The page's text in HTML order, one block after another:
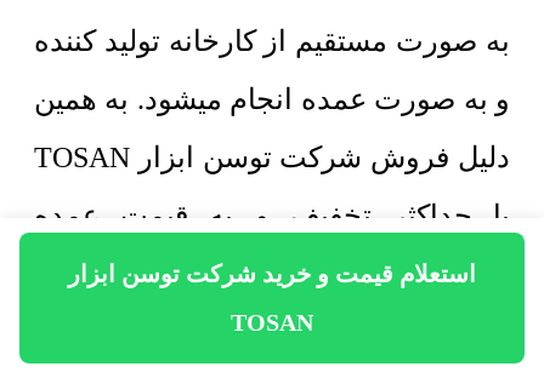
استعلام قیمت و خرید شرکت توسن ابزار
TOSAN
به صورت مستقیم از کارخانه تولید کننده
و به صورت عمده انجام میشود. به همین
دلیل فروش شرکت توسن ابزار TOSAN
با حداکثر تخفیف و به قیمت عمده
صورت میگیرد.
4. چطور میتوانم پیش از خرید شرکت